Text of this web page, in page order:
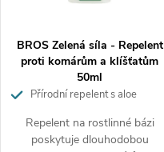
BROS Zelená síla - Repelent
proti komárům a klíšťatům
50ml
Přírodní repelent s aloe
Repelent na rostlinné bázi
poskytuje dlouhodobou